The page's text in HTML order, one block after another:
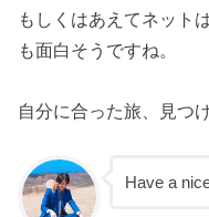
もしくはあえてネット
も面白そうですね。
自分に合った旅、見つ
Have a